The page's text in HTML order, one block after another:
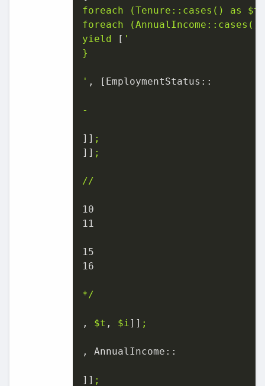
foreach
(Tenure::cases() as
$t)
foreach
(AnnualIncome::cases()
yield [ '
}
' , [ EmploymentStatus::
-
]] ;
]] ;
//
10
11
15
16
*/
, $t , $i ]] ;
, AnnualIncome::
]] ;